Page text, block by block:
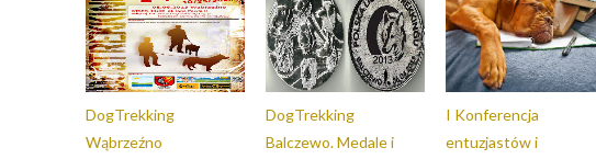
DogTrekking
Wąbrzeźno
DogTrekking
Balczewo. Medale i
I Konferencja
entuzjastów i